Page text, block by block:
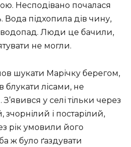
Несподівано почалася
Вода підхопила дів чину,
водопад. Люди це бачили,
не могли.
шукати Марічку берегом,
блукати лісами, не
у селі тільки через
зчорнілий і постарілий,
рік умовили його
ж було ґаздувати